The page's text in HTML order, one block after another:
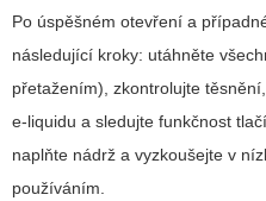
Po úspěšném otevření a
následující kroky: utáhněte
přetažením), zkontrolujte
e-liquidu a sledujte funkčnost
naplňte nádrž a vyzkoušejte v
používáním.